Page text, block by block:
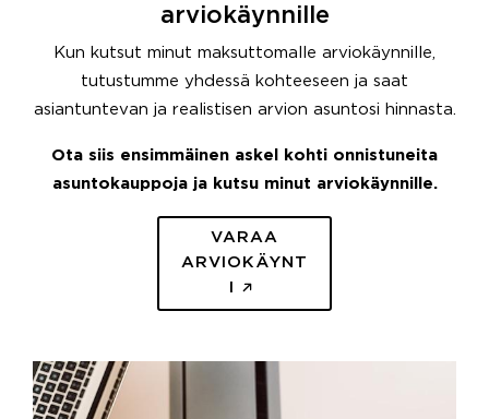
arviokäynnille
Kun kutsut minut maksuttomalle arviokäynnille,
tutustumme yhdessä kohteeseen ja saat
asiantuntevan ja realistisen arvion asuntosi hinnasta.
Ota siis ensimmäinen askel kohti onnistuneita
asuntokauppoja ja kutsu minut arviokäynnille.
VARAA
ARVIOKÄYNT